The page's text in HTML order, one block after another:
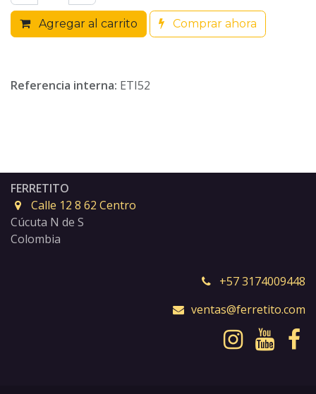
Agregar al carrito Comprar ahora
Referencia interna: ETI52
FERRETITO
Calle 12 8 62 Centro
Cúcuta N de S
Colombia
+57 3174009448
ventas@ferretito.com